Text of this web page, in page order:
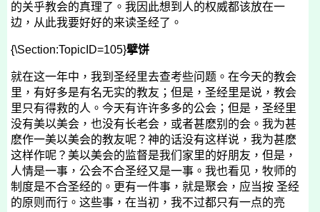
的关乎教会的真理了。我因此想到人的权威都该放在一
边，从此我要好好的来读圣经了。
{\Section:TopicID=105}擘饼
就在这一年中，我到圣经里去查考些问题。在今天的教会
里，有好多是有名无实的教友；但是，圣经里是说，教会
里只有得救的人。今天有许许多多的公会；但是，圣经里
没有美以美会，也没有长老会，或者甚麽别的会。我为甚
麽作一美以美会的教友呢？神的话没有这样说，我为甚麽
这样作呢？美以美会的监督是我们家里的好朋友，但是，
人情是一事，公会不合圣经又是一事。我也看见，牧师的
制度是不合圣经的。更有一件事，就是聚会，应当按 圣经
的原则而行。这些事，在当初，我不过都只有一点的亮